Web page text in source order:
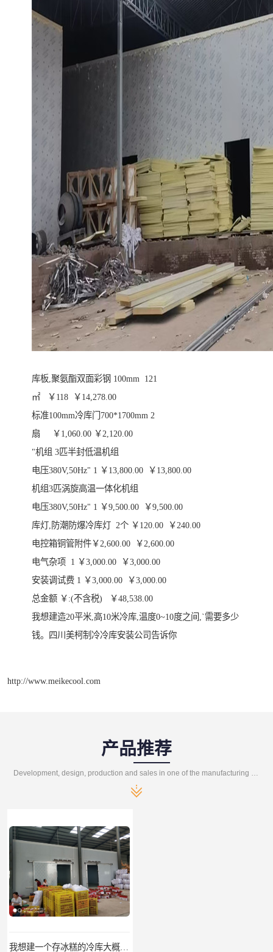
库板,聚氨酯双面彩钢 100mm 121
㎡ ￥118 ￥14,278.00
标准100mm冷库门700*1700mm 2
扇 ￥1,060.00 ￥2,120.00
"机组 3匹半封低温机组
电压380V,50Hz" 1 ￥13,800.00 ￥13,800.00
机组3匹涡旋高温一体化机组
电压380V,50Hz" 1 ￥9,500.00 ￥9,500.00
库灯,防潮防爆冷库灯 2个 ￥120.00 ￥240.00
电控箱铜管附件￥2,600.00 ￥2,600.00
电气杂项 1 ￥3,000.00 ￥3,000.00
安装调试费 1 ￥3,000.00 ￥3,000.00
总金额 ￥:(不含税) ￥48,538.00
我想建造20平米,高10米冷库,温度0~10度之间,`需要多少
钱。四川美柯制冷冷库安装公司告诉你
http://www.meikecool.com
产品推荐